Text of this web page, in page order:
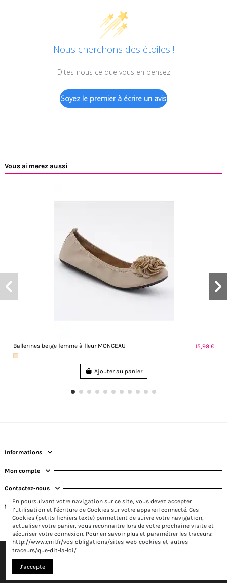
Nous cherchons des étoiles !
Dites-nous ce que vous en pensez
Soyez le premier à écrire un avis
Vous aimerez aussi
Ballerines beige femme à fleur MONCEAU 15,99 €
Ajouter au panier
Informations
Mon compte
Contactez-nous
Suivez-nous
En poursuivant votre navigation sur ce site, vous devez accepter
l’utilisation et l'écriture de Cookies sur votre appareil connecté. Ces
Cookies (petits fichiers texte) permettent de suivre votre navigation,
actualiser votre panier, vous reconnaitre lors de votre prochaine visite et
sécuriser votre connexion. Pour en savoir plus et paramétrer les traceurs:
http://www.cnil.fr/vos-obligations/sites-web-cookies-et-autres-
traceurs/que-dit-la-loi/
J'accepte